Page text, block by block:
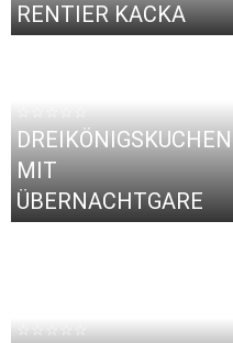
RENTIER KACKA
DREIKÖNIGSKUCHEN
MIT
ÜBERNACHTGARE
☆☆☆☆☆